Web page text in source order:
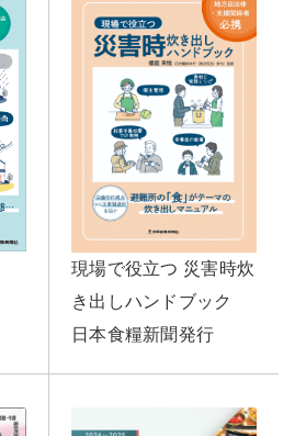
現場で役立つ 災害時炊
き出しハンドブック
日本食糧新聞発行